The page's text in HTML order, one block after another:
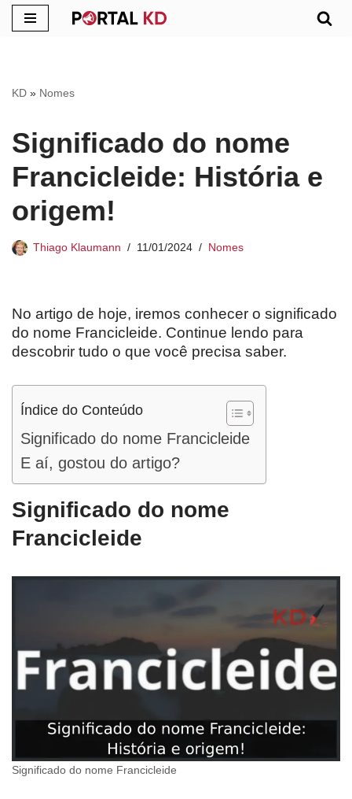
conteúdo
KD » Nomes
Significado do nome
Francicleide: História e
origem!
Thiago Klaumann 11/01/2024 Nomes
No artigo de hoje, iremos conhecer o significado
do nome Francicleide. Continue lendo para
descobrir tudo o que você precisa saber.
Índice do Conteúdo
Significado do nome Francicleide
E aí, gostou do artigo?
Significado do nome
Francicleide
Significado do nome Francicleide